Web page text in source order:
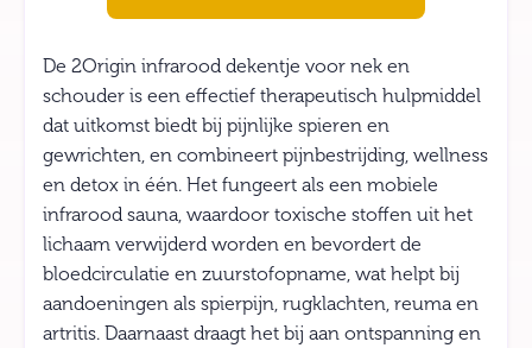
De 2Origin infrarood dekentje voor nek en
schouder is een effectief therapeutisch hulpmiddel
dat uitkomst biedt bij pijnlijke spieren en
gewrichten, en combineert pijnbestrijding, wellness
en detox in één. Het fungeert als een mobiele
infrarood sauna, waardoor toxische stoffen uit het
lichaam verwijderd worden en bevordert de
bloedcirculatie en zuurstofopname, wat helpt bij
aandoeningen als spierpijn, rugklachten, reuma en
artritis. Daarnaast draagt het bij aan ontspanning en